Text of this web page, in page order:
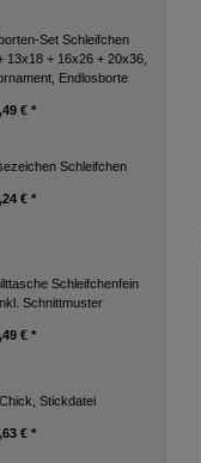
Set Schleifchen
13x18 + 16x26 + 20x36,
Endlosborte
€ *
Schleifchen
€ *
Schleifchenfein
Schnittmuster
€ *
Stickdatei
€ *